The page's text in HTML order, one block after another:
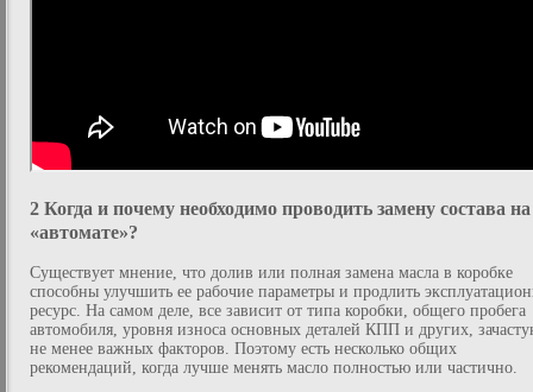
2 Когда и почему необходимо проводить замену состава на
«автомате»?
Существует мнение, что долив или полная замена масла в коробке
способны улучшить ее рабочие параметры и продлить
ресурс. На самом деле, все зависит от типа коробки, общего пробега
автомобиля, уровня износа основных деталей КПП и других,
не менее важных факторов. Поэтому есть несколько общих
рекомендаций, когда лучше менять масло полностью или частично.